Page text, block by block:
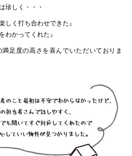
珍しく・・・
しく打ち合わせできた』
わかってくれた』
足度の高さを喜んでいただいておりま